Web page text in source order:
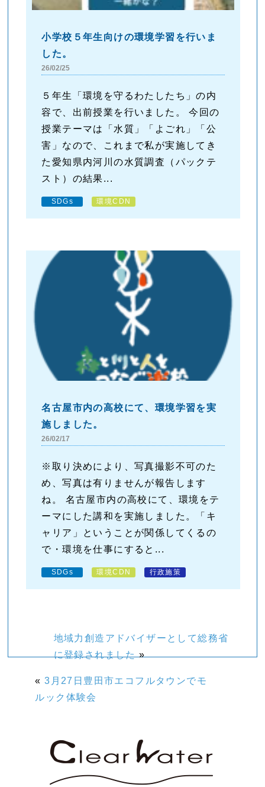
小学校５年生向けの環境学習を行いま
した。
26/02/25
５年生「環境を守るわたしたち」の内
容で、出前授業を行いました。 今回の
授業テーマは「水質」「よごれ」「公
害」なので、これまで私が実施してき
た愛知県内河川の水質調査（パックテ
スト）の結果...
SDGs 環境CDN
名古屋市内の高校にて、環境学習を実
施しました。
26/02/17
※取り決めにより、写真撮影不可のた
め、写真は有りませんが報告します
ね。 名古屋市内の高校にて、環境をテ
ーマにした講和を実施しました。「キ
ャリア」ということが関係してくるの
で・環境を仕事にすると...
SDGs 環境CDN 行政施策
地域力創造アドバイザーとして総務省
に登録されました»
«3月27日豊田市エコフルタウンでモ
ルック体験会